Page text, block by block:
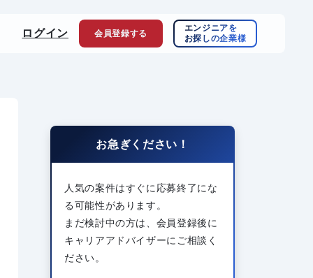
ログイン 会員登録する
エンジニアを
お探しの企業様
お急ぎください！
人気の案件はすぐに応募終了にな
る可能性があります。
まだ検討中の方は、会員登録後に
キャリアアドバイザーにご相談く
ださい。